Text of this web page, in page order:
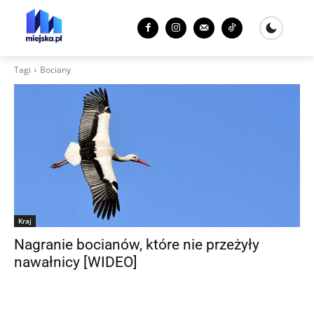
Tagi Bociany
Kraj
Nagranie bocianów, które nie przeżyły
nawałnicy [WIDEO]